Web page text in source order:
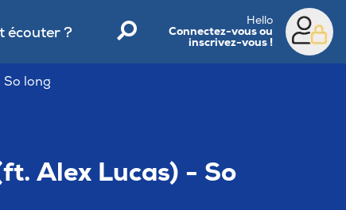
écouter ?
Hello
Connectez-vous ou
inscrivez-vous !
So long
Alex Lucas) - So